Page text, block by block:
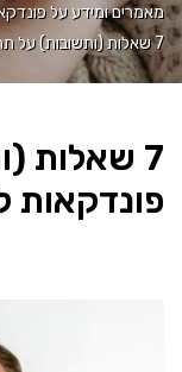
מאמרים ומידע על
7 שאלות (ותשובות) על תהליך פונדקאות לגייז
7 שאלות
פונדקאות